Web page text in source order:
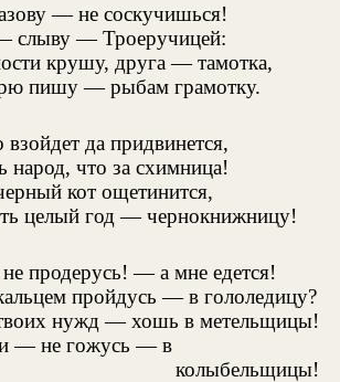
— не соскучишься!
слыву — Троеручицей:
крушу, друга — тамотка,
пишу — рыбам грамотку.
да придвинется,
народ, что за схимница!
кот ощетинится,
целый год — чернокнижницу!
продерусь! — а мне едется!
пройдусь — в гололедицу?
нужд — хошь в метельщицы!
— не гожусь — в
колыбельщицы!